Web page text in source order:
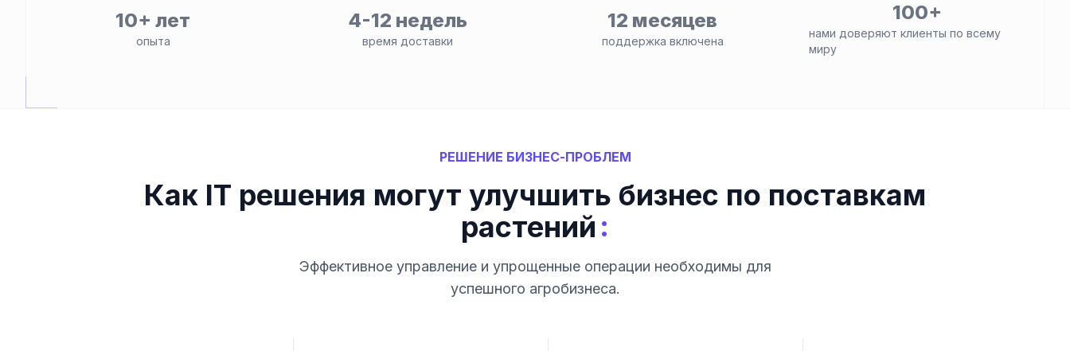
10+ лет
опыта
4-12 недель
время доставки
12 месяцев
поддержка включена
100+
нами доверяют клиенты по всему
миру
РЕШЕНИЕ БИЗНЕС-ПРОБЛЕМ
Как IT решения могут улучшить бизнес по поставкам
растений :
Эффективное управление и упрощенные операции необходимы для
успешного агробизнеса.